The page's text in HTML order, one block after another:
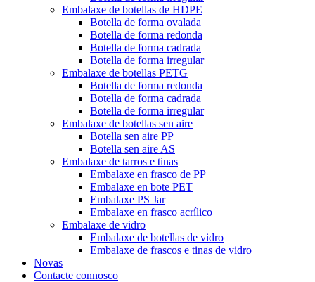
Embalaxe de botellas de HDPE
Botella de forma ovalada
Botella de forma redonda
Botella de forma cadrada
Botella de forma irregular
Embalaxe de botellas PETG
Botella de forma redonda
Botella de forma cadrada
Botella de forma irregular
Embalaxe de botellas sen aire
Botella sen aire PP
Botella sen aire AS
Embalaxe de tarros e tinas
Embalaxe en frasco de PP
Embalaxe en bote PET
Embalaxe PS Jar
Embalaxe en frasco acrílico
Embalaxe de vidro
Embalaxe de botellas de vidro
Embalaxe de frascos e tinas de vidro
Novas
Contacte connosco